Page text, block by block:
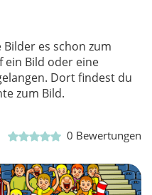
es schon zum
ein Bild oder eine
Dort findest du
zum Bild.
0 Bewertungen